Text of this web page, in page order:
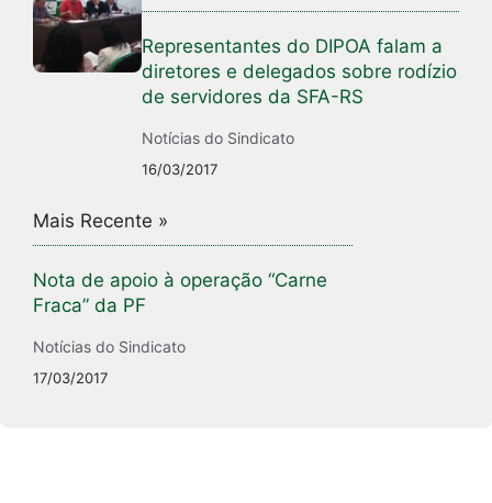
Representantes do DIPOA falam a
diretores e delegados sobre rodízio
de servidores da SFA-RS
Notícias do Sindicato
16/03/2017
Mais Recente »
Nota de apoio à operação “Carne
Fraca” da PF
Notícias do Sindicato
17/03/2017